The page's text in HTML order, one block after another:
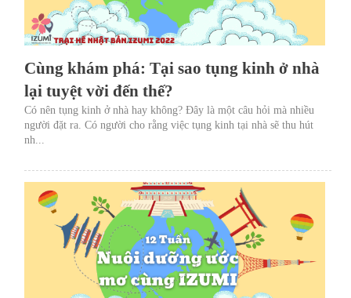
Cùng khám phá: Tại sao tụng kinh ở nhà
lại tuyệt vời đến thế?
Có nên tụng kinh ở nhà hay không? Đây là một câu hỏi mà nhiều
người đặt ra. Có người cho rằng việc tụng kinh tại nhà sẽ thu hút
nh...